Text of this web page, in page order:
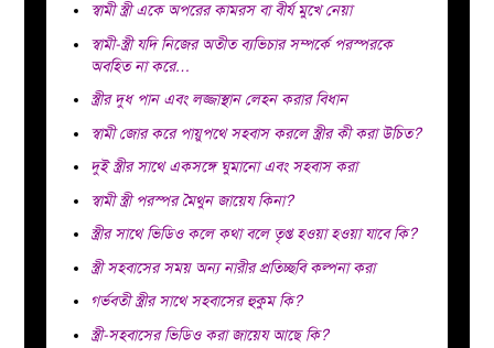
স্বামী স্ত্রী একে অপরের কামরস বা বীর্য মুখে নেয়া
স্বামী-স্ত্রী যদি নিজের অতীত ব্যভিচার সম্পর্কে পরস্পরকে
অবহিত না করে…
স্ত্রীর দুধ পান এবং লজ্জাস্থান লেহন করার বিধান
স্বামী জোর করে পায়ুপথে সহবাস করলে স্ত্রীর কী করা উচিত?
দুই স্ত্রীর সাথে একসঙ্গে ঘুমানো এবং সহবাস করা
স্বামী স্ত্রী পরস্পর মৈথুন জায়েয কিনা?
স্ত্রীর সাথে ভিডিও কলে কথা বলে তৃপ্ত হওয়া হওয়া যাবে কি?
স্ত্রী সহবাসের সময় অন্য নারীর প্রতিচ্ছবি কল্পনা করা
গর্ভবতী স্ত্রীর সাথে সহবাসের হুকুম কি?
স্ত্রী-সহবাসের ভিডিও করা জায়েয আছে কি?